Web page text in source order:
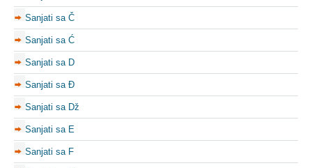
Sanjati sa Č
Sanjati sa Ć
Sanjati sa D
Sanjati sa Đ
Sanjati sa Dž
Sanjati sa E
Sanjati sa F